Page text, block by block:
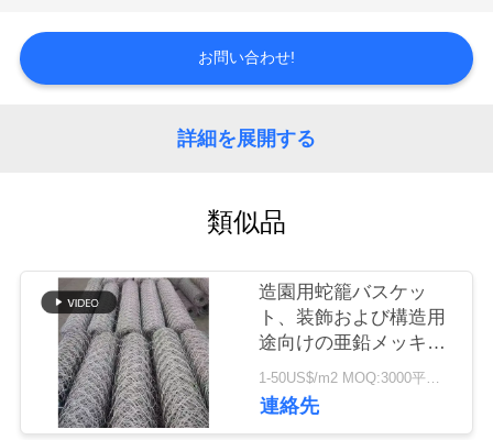
し
た
お問い合わせ!
詳細を展開する
類似品
造園用蛇籠バスケッ
ト、装飾および構造用
途向けの亜鉛メッキ六
角金網ボックス
1-50US$/m2 MOQ:3000平方メートル
連絡先